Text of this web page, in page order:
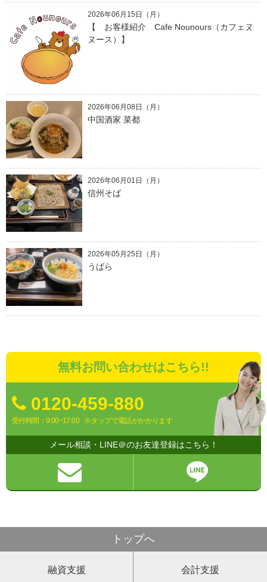
2026年06月15日（月）
【 お客様紹介 Cafe Nounours（カフェヌ
ヌース）】
2026年06月08日（月）
中国酒家 菜都
2026年06月01日（月）
信州そば
2026年05月25日（月）
うばら
無料お問い合わせはこちら!!
0120-459-880
受付時間：9:00~17:00 ※タップで電話がかかります
メール相談・LINE＠のお友達登録はこちら！
トップへ
融資支援 会計支援